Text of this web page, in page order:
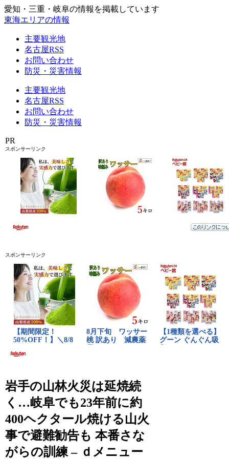
愛知・三重・岐阜の情報を掲載しています
東海エリアの情報
主要観光地
名古屋RSS
お問い合わせ
防災・災害情報
主要観光地
名古屋RSS
お問い合わせ
防災・災害情報
PR
スポンサーリンク
スポンサーリンク
岩手の山林火災は延焼続
く…岐阜でも23年前に約
400ヘクタール焼ける山火
事で避難勧告も 本番さな
がらの訓練 – ｄメニュー